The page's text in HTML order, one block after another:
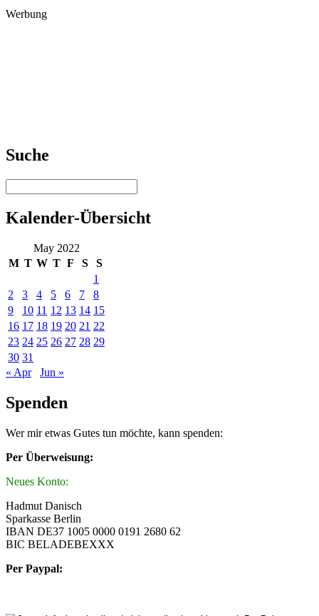
Werbung
Suche
Kalender-Übersicht
May 2022
M T W T F S
S
1
2
3 4 5 6 7
8
9
10 11 12 13 14 15
16 17 18 19 20 21 22
23 24 25 26 27 28 29
30 31
« Apr
Jun »
Spenden
Wer mir etwas Gutes tun möchte, kann spenden:
Per Überweisung:
Neues Konto:
Hadmut Danisch
Sparkasse Berlin
IBAN DE37 1005 0000 0191 2680 62
BIC BELADEBEXXX
Per Paypal: